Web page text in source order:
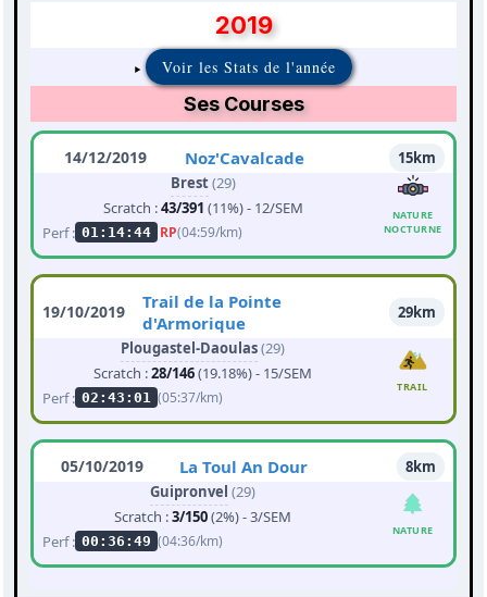
2019
Voir les Stats de l'année
Ses Courses
14/12/2019 Noz'Cavalcade
15km
Brest(29)
Scratch :43/391 (11%) - 12/SEM
Perf : 01:14:44 RP(04:59/km)
NATURE
NOCTURNE
19/10/2019
Trail de la Pointe
d'Armorique
29km
Plougastel-Daoulas(29)
Scratch :28/146(19.18%) - 15/SEM
Perf : 02:43:01 (05:37/km)
TRAIL
05/10/2019 La Toul An Dour
8km
Guipronvel (29)
Scratch :3/150(2%) - 3/SEM
Perf : 00:36:49 (04:36/km)
NATURE